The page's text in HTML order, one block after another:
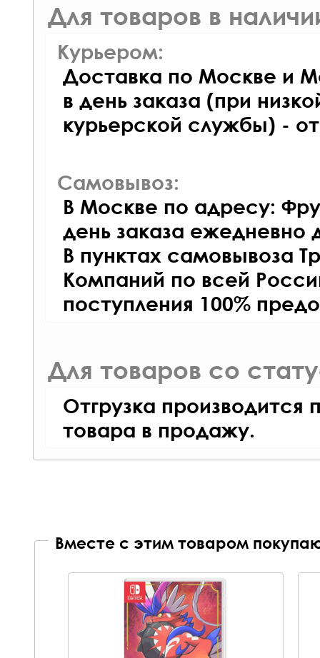
Для товаров в
Курьером:
Доставка по Москве и
в день заказа (при
курьерской службы) -
Самовывоз:
В Москве по адресу:
день заказа ежедневно
В пунктах самовывоза
Компаний по всей
поступления 100%
Для товаров со
Отгрузка производится
товара в продажу.
Вместе с этим товаром